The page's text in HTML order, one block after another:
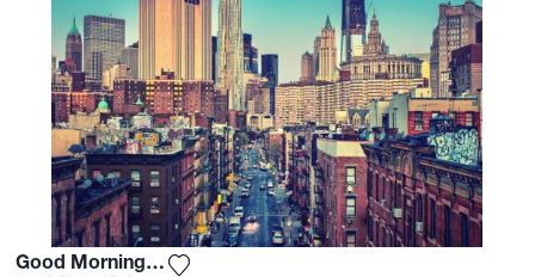
Good Morning New York